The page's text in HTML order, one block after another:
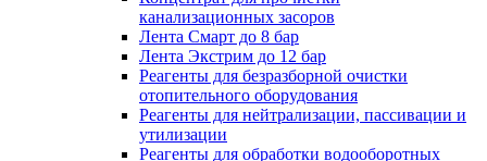
канализационных засоров
Лента Смарт до 8 бар
Лента Экстрим до 12 бар
Реагенты для безразборной очистки
отопительного оборудования
Реагенты для нейтрализации, пассивации и
утилизации
Реагенты для обработки водооборотных